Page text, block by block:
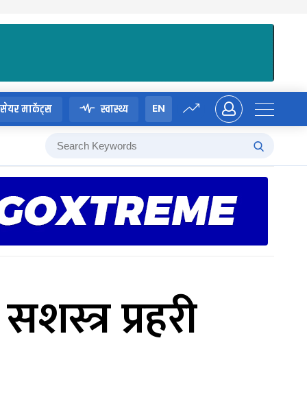
सेयर मार्केट्स स्वास्थ्य EN
प्रहरी